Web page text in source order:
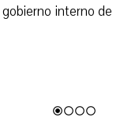
interno de